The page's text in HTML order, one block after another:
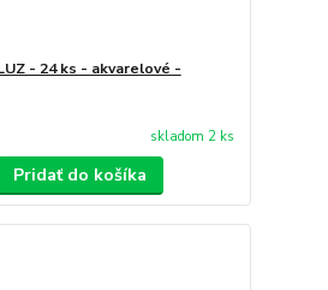
- 24 ks - akvarelové -
skladom 2 ks
Pridať do košíka